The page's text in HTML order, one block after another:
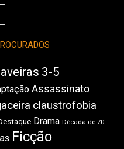
3-5
Assassinato
claustrofobia
Drama Década de 70
Ficção